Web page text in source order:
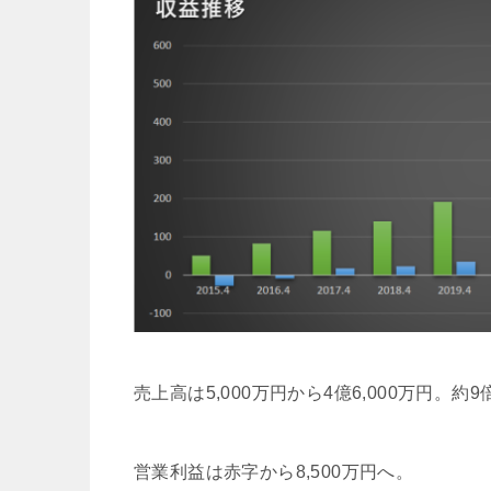
売上高は5,000万円から4億6,000万円。約9
営業利益は赤字から8,500万円へ。